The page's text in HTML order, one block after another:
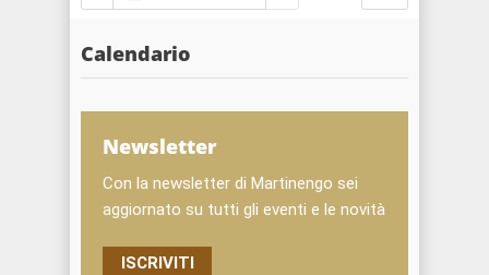
Calendario
Newsletter
Con la newsletter di Martinengo sei
aggiornato su tutti gli eventi e le novità
ISCRIVITI